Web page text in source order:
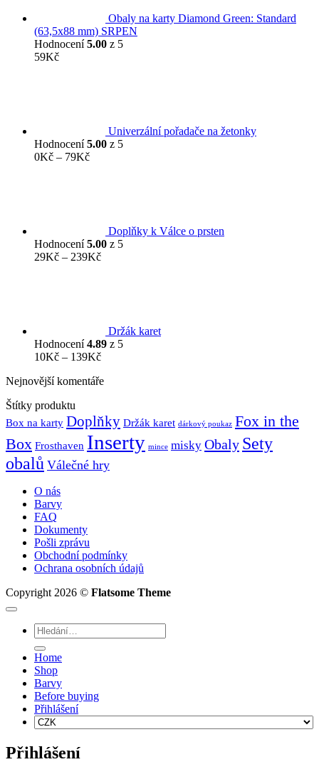
Obaly na karty Diamond Green: Standard
(63,5x88 mm) SRPEN
Hodnocení5.00 z 5
59Kč
Univerzální pořadače na žetonky
Hodnocení5.00 z 5
0Kč – 79KčRozpětí
Doplňky k Válce o prsten
Hodnocení5.00 z 5
29Kč – 239KčRozpětí
Držák karet
Hodnocení4.89 z 5
10Kč – 139KčRozpětí
10Kč
Nejnovější komentáře
Štítky produktu
Box na karty Doplňky Držák karet dárkový poukaz Fox in the
Box Frosthaven Inserty mince misky Obaly Sety
obalů Válečné hry
O nás
Barvy
FAQ
Dokumenty
Pošli zprávu
Obchodní podmínky
Ochrana osobních údajů
Copyright 2026 © Flatsome Theme
Hledat:
Home
Shop
Barvy
Before buying
Přihlášení
Přihlášení